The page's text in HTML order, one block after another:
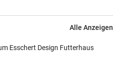
Alle Anzeigen